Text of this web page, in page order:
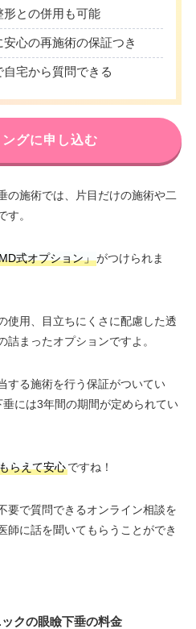
形との併用も可能
心の再施術の保証つき
宅から質問できる
グに申し込む
の施術では、片目だけの施術や二
す。
式オプション」がつけられま
使用、目立ちにくさに配慮した透
まったオプションですよ。
する施術を行う保証がついてい
には3年間の期間が定められてい
らえて安心ですね！
要で質問できるオンライン相談を
師に話を聞いてもらうことができ
クの眼瞼下垂の料金